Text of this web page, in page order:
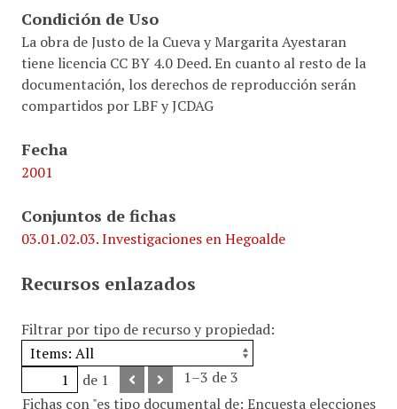
Condición de Uso
La obra de Justo de la Cueva y Margarita Ayestaran
tiene licencia CC BY 4.0 Deed. En cuanto al resto de la
documentación, los derechos de reproducción serán
compartidos por LBF y JCDAG
Fecha
2001
Conjuntos de fichas
03.01.02.03. Investigaciones en Hegoalde
Recursos enlazados
Filtrar por tipo de recurso y propiedad:
de 1
1–3 de 3
Fichas con "es tipo documental de: Encuesta elecciones